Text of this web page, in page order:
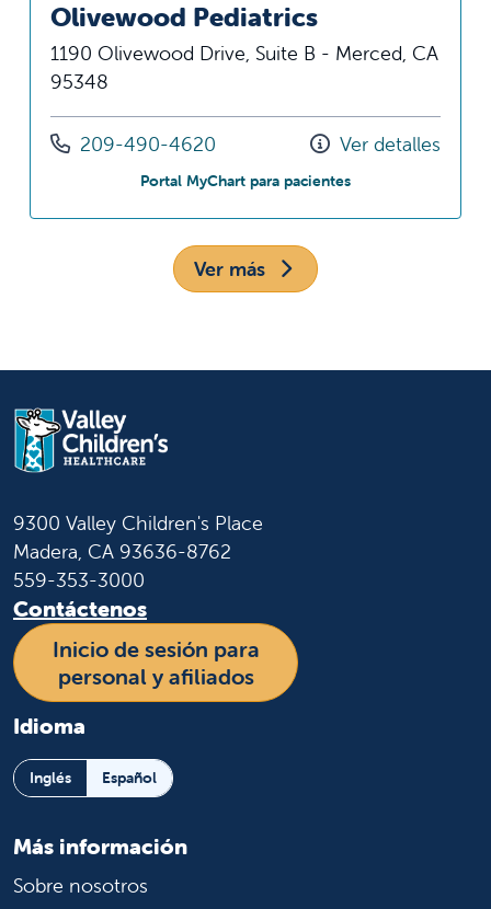
Olivewood Pediatrics
1190 Olivewood Drive, Suite B - Merced, CA
95348
Llámenos al
209-490-4620 Ver detalles
Portal MyChart para pacientesen Olivewood
Ver más
9300 Valley Children's Place
Madera, CA 93636-8762
559-353-3000
Contáctenos
Inicio de sesión para
personal y afiliados
Idioma
Inglés Español
Más información
Sobre nosotros